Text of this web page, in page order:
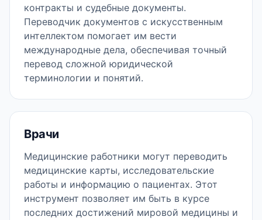
контракты и судебные документы.
Переводчик документов с искусственным
интеллектом помогает им вести
международные дела, обеспечивая точный
перевод сложной юридической
терминологии и понятий.
Врачи
Медицинские работники могут переводить
медицинские карты, исследовательские
работы и информацию о пациентах. Этот
инструмент позволяет им быть в курсе
последних достижений мировой медицины и